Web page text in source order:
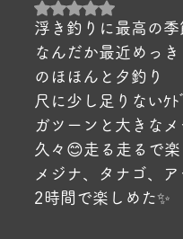
5つ星のうちNaN
浮き釣りに最高の季
なんだか最近めっ
のほほんと夕釣り
尺に少し足りないｹﾄ
ガツーンと大きな
久々😊走る走るで
メジナ、タナゴ、
2時間で楽しめた✨